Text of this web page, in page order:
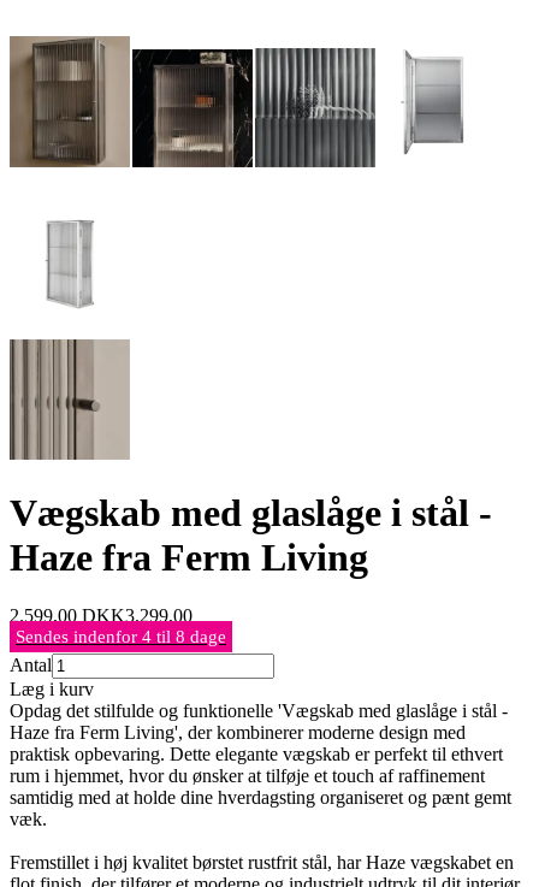
Vægskab med glaslåge i stål -
Haze fra Ferm Living
2.599,00 DKK3.299,00
Sendes indenfor 4 til 8 dage
Antal
Læg i kurv
Opdag det stilfulde og funktionelle 'Vægskab med glaslåge i stål -
Haze fra Ferm Living', der kombinerer moderne design med
praktisk opbevaring. Dette elegante vægskab er perfekt til ethvert
rum i hjemmet, hvor du ønsker at tilføje et touch af raffinement
samtidig med at holde dine hverdagsting organiseret og pænt gemt
væk.
Fremstillet i høj kvalitet børstet rustfrit stål, har Haze vægskabet en